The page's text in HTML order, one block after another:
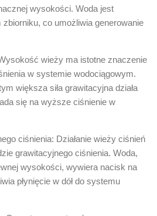
wysokości. Woda jest
co umożliwia generowanie
wieży ma istotne znaczenie
w systemie wodociągowym.
większa siła grawitacyjna działa
się na wyższe ciśnienie w
ciśnienia: Działanie wieży ciśnień
grawitacyjnego ciśnienia. Woda,
wysokości, wywiera nacisk na
płynięcie w dół do systemu